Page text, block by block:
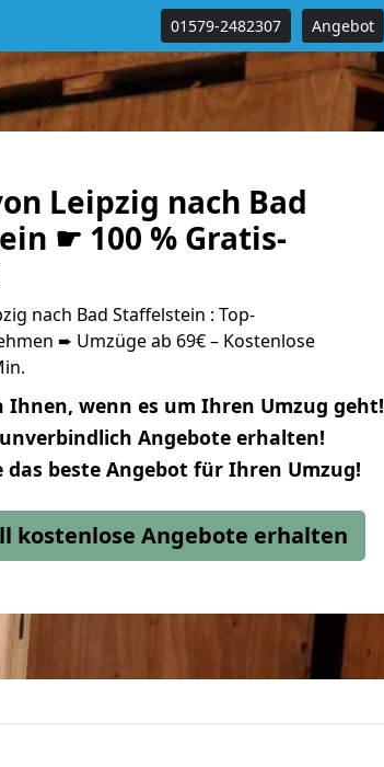
01579-2482307 Angebot
Leipzig nach Bad
☛ 100 % Gratis-
nach Bad Staffelstein : Top-
➨ Umzüge ab 69€ – Kostenlose
Ihnen, wenn es um Ihren Umzug geht!
Angebote erhalten!
das beste Angebot für Ihren Umzug!
kostenlose Angebote erhalten